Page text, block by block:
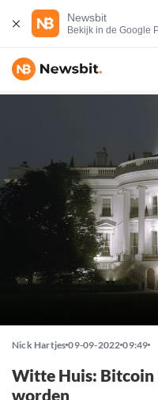
Newsbit
Bekijk in de Google
Nick Hartjes 09-09-2022 09:49
Witte Huis: Bitcoin
worden